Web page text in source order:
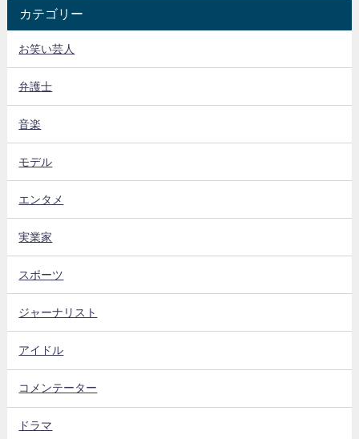
カテゴリー
お笑い芸人
弁護士
音楽
モデル
エンタメ
実業家
スポーツ
ジャーナリスト
アイドル
コメンテーター
ドラマ